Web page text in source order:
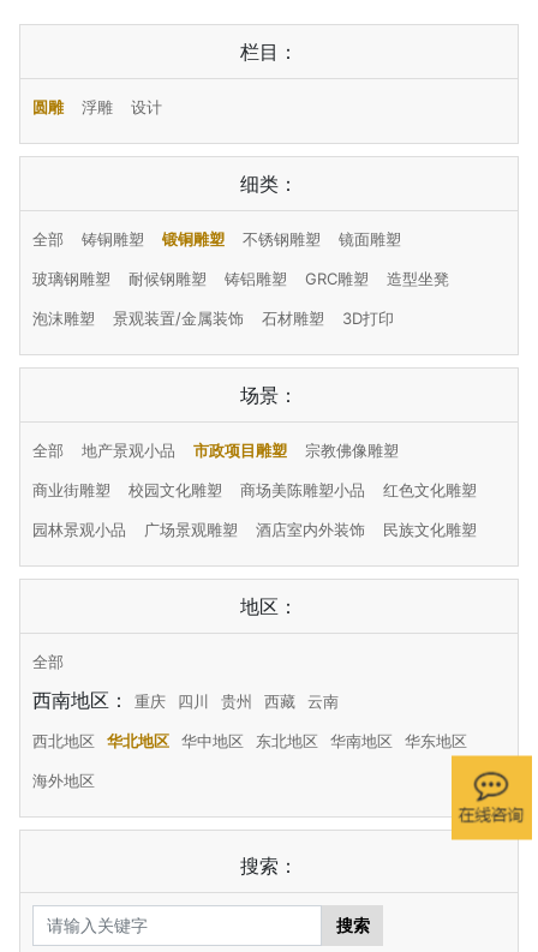
栏目：
圆雕 浮雕 设计
细类：
全部 铸铜雕塑 锻铜雕塑 不锈钢雕塑 镜面雕塑
玻璃钢雕塑 耐候钢雕塑 铸铝雕塑 GRC雕塑 造型坐凳
泡沫雕塑 景观装置/金属装饰 石材雕塑 3D打印
场景：
全部 地产景观小品 市政项目雕塑 宗教佛像雕塑
商业街雕塑 校园文化雕塑 商场美陈雕塑小品 红色文化雕塑
园林景观小品 广场景观雕塑 酒店室内外装饰 民族文化雕塑
地区：
全部
西南地区： 重庆 四川 贵州 西藏 云南
西北地区 华北地区 华中地区 东北地区 华南地区 华东地区
海外地区
搜索：
搜索